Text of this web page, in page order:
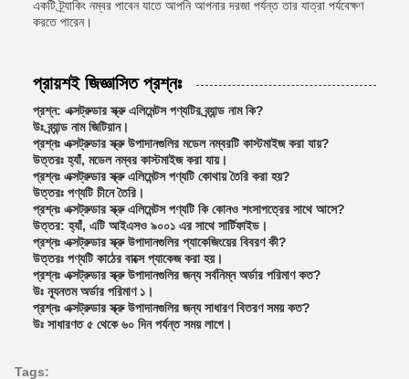
একটি ট্র্যাকিং নম্বর পাবেন যাতে আপনি আপনার দরজা পর্যন্ত তার যাত্রা পর্যবেক্ষণ
করতে পারেন।
প্রায়শই জিজ্ঞাসিত প্রশ্নঃ
প্রশ্ন: এক্সট্রুডার স্ক্রু এলিমেন্টস পণ্যটির ব্র্যান্ড নাম কি?
উঃ ব্র্যান্ড নাম জিটিয়ান।
প্রশ্নঃ এক্সট্রুডার স্ক্রু উপাদানগুলির মডেল নম্বরটি কাস্টমাইজ করা যায়?
উত্তরঃ হ্যাঁ, মডেল নম্বর কাস্টমাইজ করা যায়।
প্রশ্নঃ এক্সট্রুডার স্ক্রু এলিমেন্টস পণ্যটি কোথায় তৈরি করা হয়?
উত্তরঃ পণ্যটি চীনে তৈরি।
প্রশ্নঃ এক্সট্রুডার স্ক্রু এলিমেন্টস পণ্যটি কি কোনও শংসাপত্রের সাথে আসে?
উত্তর: হ্যাঁ, এটি আইএসও ৯০০১ এর সাথে সার্টিফাইড।
প্রশ্নঃ এক্সট্রুডার স্ক্রু উপাদানগুলির প্যাকেজিংয়ের বিবরণ কী?
উত্তরঃ পণ্যটি কাঠের বাক্সে প্যাকেজ করা হয়।
প্রশ্নঃ এক্সট্রুডার স্ক্রু উপাদানগুলির জন্য সর্বনিম্ন অর্ডার পরিমাণ কত?
উঃ ন্যূনতম অর্ডার পরিমাণ ১।
প্রশ্নঃ এক্সট্রুডার স্ক্রু উপাদানগুলির জন্য সাধারণ বিতরণ সময় কত?
উঃ সাধারণত ৫ থেকে ৬০ দিন পর্যন্ত সময় লাগে।
Tags: